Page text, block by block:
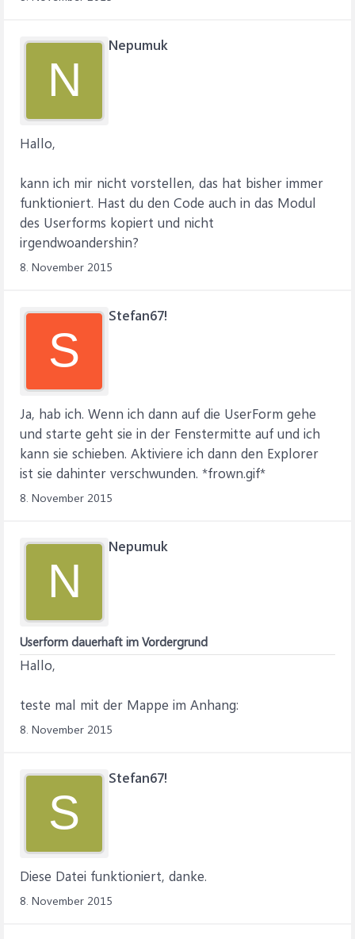
N
Nepumuk
Hallo,
kann ich mir nicht vorstellen, das hat bisher immer
funktioniert. Hast du den Code auch in das Modul
des Userforms kopiert und nicht
irgendwoandershin?
8. November 2015
S
Stefan67!
Ja, hab ich. Wenn ich dann auf die UserForm gehe
und starte geht sie in der Fenstermitte auf und ich
kann sie schieben. Aktiviere ich dann den Explorer
ist sie dahinter verschwunden. *frown.gif*
8. November 2015
N
Nepumuk
Userform dauerhaft im Vordergrund
Hallo,
teste mal mit der Mappe im Anhang:
8. November 2015
S
Stefan67!
Diese Datei funktioniert, danke.
8. November 2015